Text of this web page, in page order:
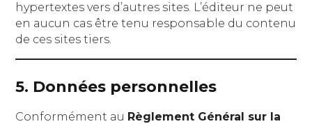
hypertextes vers d’autres sites. L’éditeur ne peut
en aucun cas être tenu responsable du contenu
de ces sites tiers.
5. Données personnelles
Conformément au Règlement Général sur la